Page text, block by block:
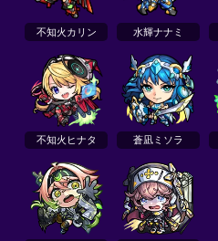
不知火カリン 水輝ナナミ
不知火ヒナタ 蒼凪ミソラ